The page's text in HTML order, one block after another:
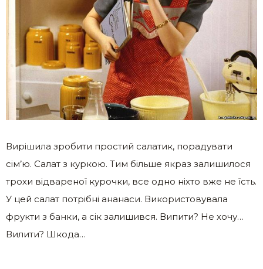
Вирішила зробити простий салатик, порадувати
сім’ю. Салат з куркою. Тим більше якраз залишилося
трохи відвареної курочки, все одно ніхто вже не їсть.
У цей салат потрібні ананаси. Використовувала
фрукти з банки, а сік залишився. Випити? Не хочу…
Вилити? Шкода…